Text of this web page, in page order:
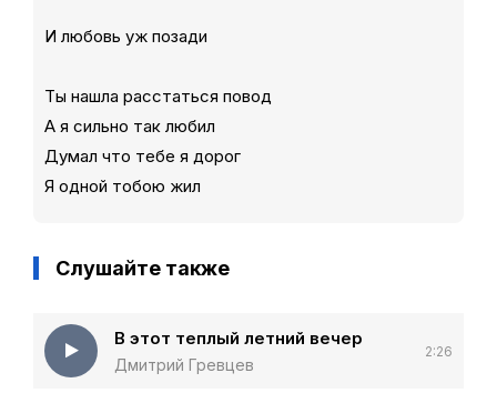
И любовь уж позади
Ты нашла расстаться повод
А я сильно так любил
Думал что тебе я дорог
Я одной тобою жил
Слушайте также
В этот теплый летний вечер
Дмитрий Гревцев
2:26